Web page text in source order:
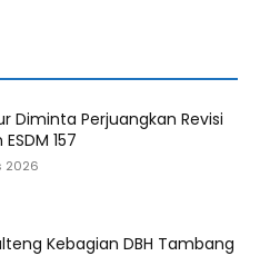
Diminta Perjuangkan Revisi
157
2026
Kebagian DBH Tambang